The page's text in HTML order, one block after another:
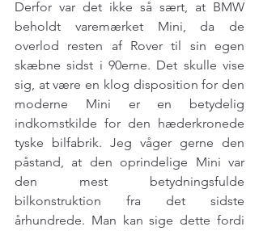
Derfor var det ikke så sært, at BMW
beholdt varemærket Mini, da de
overlod resten af Rover til sin egen
skæbne sidst i 90erne. Det skulle vise
sig, at være en klog disposition for den
moderne Mini er en betydelig
indkomstkilde for den hæderkronede
tyske bilfabrik. Jeg våger gerne den
påstand, at den oprindelige Mini var
den mest betydningsfulde
bilkonstruktion fra det sidste
århundrede. Man kan sige dette fordi